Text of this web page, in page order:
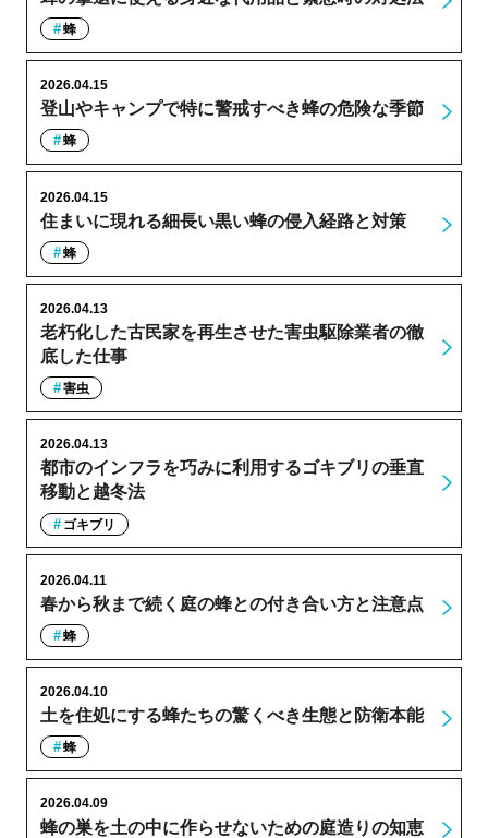
蜂
登山やキャンプで特に警戒すべき蜂の危険な季節
2026.04.15
蜂
住まいに現れる細長い黒い蜂の侵入経路と対策
2026.04.15
蜂
老朽化した古民家を再生させた害虫駆除業者の徹
底した仕事
2026.04.13
害虫
都市のインフラを巧みに利用するゴキブリの垂直
移動と越冬法
2026.04.13
ゴキブリ
春から秋まで続く庭の蜂との付き合い方と注意点
2026.04.11
蜂
土を住処にする蜂たちの驚くべき生態と防衛本能
2026.04.10
蜂
蜂の巣を土の中に作らせないための庭造りの知恵
2026.04.09